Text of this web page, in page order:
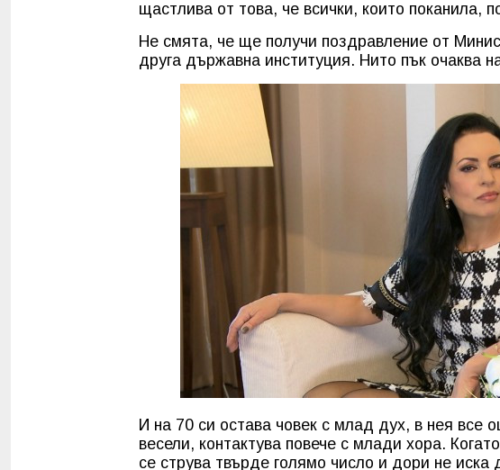
щастлива от това, че всички, които поканила,
Не смята, че ще получи поздравление от
друга държавна институция. Нито пък очаква
И на 70 си остава човек с млад дух, в нея все
весели, контактува повече с млади хора.
се струва твърде голямо число и дори не иска